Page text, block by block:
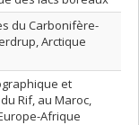
du Carbonifère-
Arctique
et
Rif, au Maroc,
Afrique